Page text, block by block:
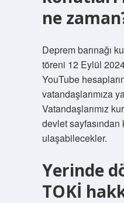
ne
Deprem barınağı
töreni 12 Eylül
YouTube
vatandaşlarımıza
Vatandaşlarımız
devlet
ulaşabilecekler.
Yerinde
TOKİ